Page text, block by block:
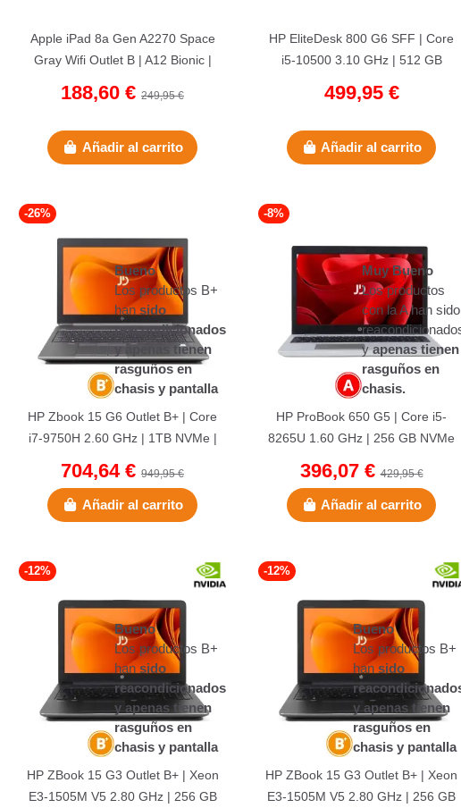
Apple iPad 8a Gen A2270 Space
Gray Wifi Outlet B | A12 Bionic |
188,60 € 249,95 €
Añadir al carrito
HP EliteDesk 800 G6 SFF | Core
i5-10500 3.10 GHz | 512 GB
499,95 €
Añadir al carrito
Bueno
Los productos B+
han sido
reacondicionados
y apenas tienen
rasguños en
chasis y pantalla
-26%
HP Zbook 15 G6 Outlet B+ | Core
i7-9750H 2.60 GHz | 1TB NVMe |
704,64 € 949,95 €
Añadir al carrito
Muy Bueno
Los productos
con la A han sido
yapenas tienen
rasguños en
chasis.
-8%
HP ProBook 650 G5 | Core i5-
8265U 1.60 GHz | 256 GB NVMe
396,07 €429,95 €
Añadir al carrito
Bueno
Los productos B+
han sido
reacondicionados
y apenas tienen
rasguños en
chasis y pantalla
-12%
HP ZBook 15 G3 Outlet B+ | Xeon
E3-1505M V5 2.80 GHz | 256 GB
Bueno
Los productos B+
hansido
y apenas tienen
rasguños en
chasis y pantalla
-12%
HP ZBook 15 G3 Outlet B+ | Xeon
E3-1505M V5 2.80 GHz | 256 GB